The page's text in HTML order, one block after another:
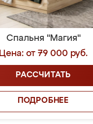
Спальня "Магия"
Цена: от 79 000 руб.
РАССЧИТАТЬ
ПОДРОБНЕЕ